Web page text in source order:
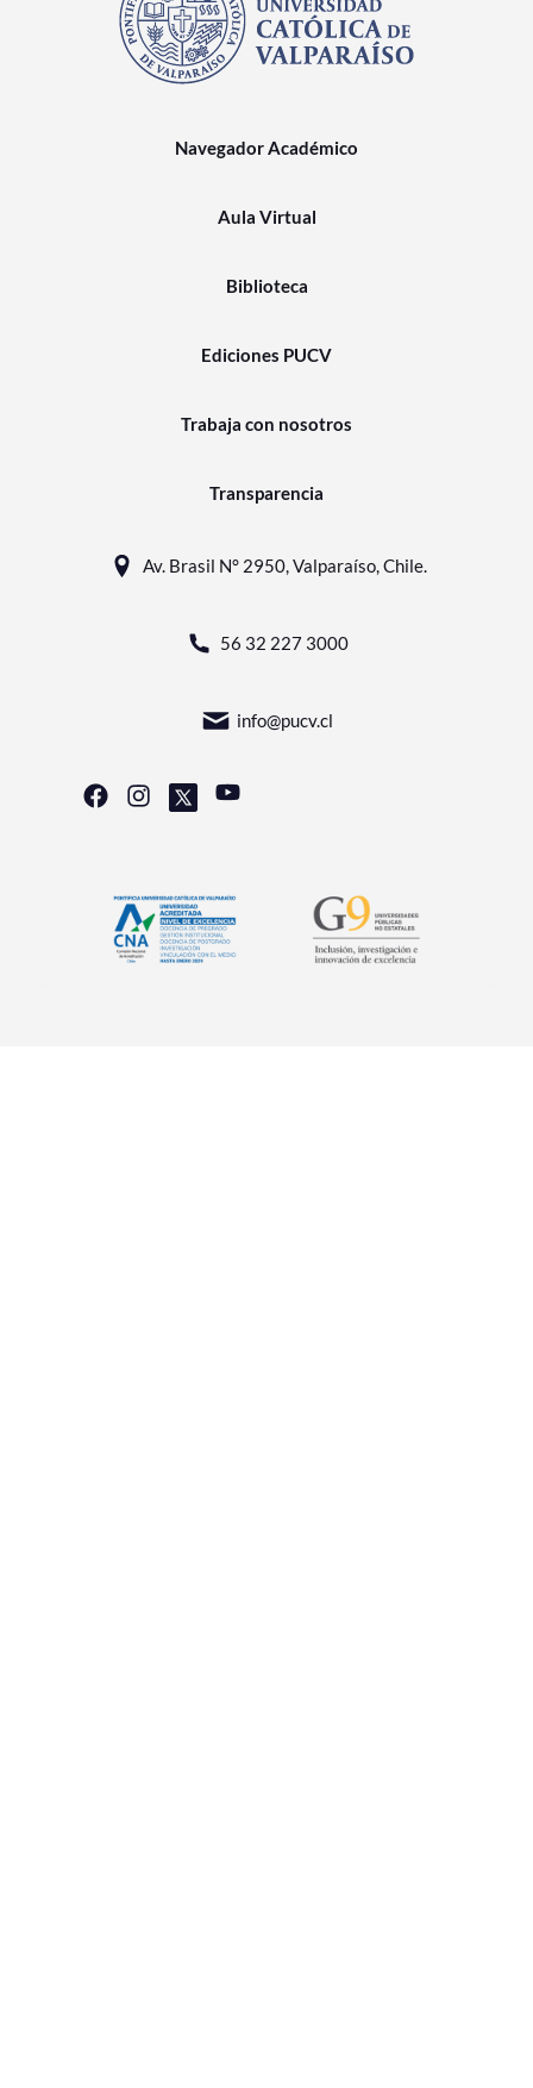
Navegador Académico
Aula Virtual
Biblioteca
Ediciones PUCV
Trabaja con nosotros
Transparencia
Av. Brasil N° 2950, Valparaíso, Chile.
56 32 227 3000
info@pucv.cl